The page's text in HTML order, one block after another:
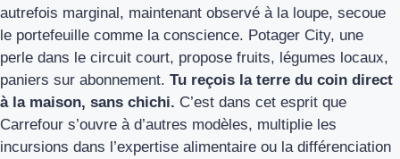
autrefois marginal, maintenant observé à la loupe, secoue
le portefeuille comme la conscience. Potager City, une
perle dans le circuit court, propose fruits, légumes locaux,
paniers sur abonnement. Tu reçois la terre du coin direct
à la maison, sans chichi. C’est dans cet esprit que
Carrefour s’ouvre à d’autres modèles, multiplie les
incursions dans l’expertise alimentaire ou la différenciation